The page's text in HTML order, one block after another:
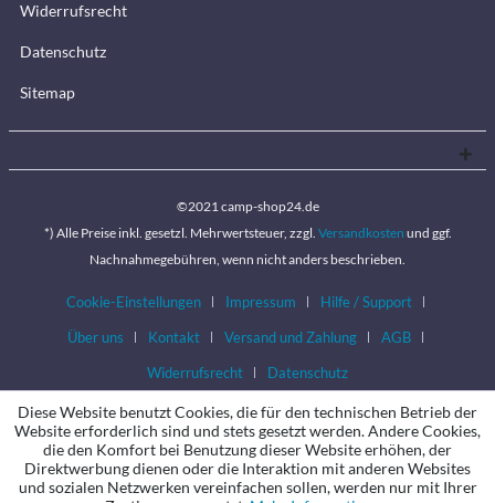
Widerrufsrecht
Datenschutz
Sitemap
©2021 camp-shop24.de
*) Alle Preise inkl. gesetzl. Mehrwertsteuer, zzgl. Versandkosten und ggf.
Nachnahmegebühren, wenn nicht anders beschrieben.
Cookie-Einstellungen Impressum
Hilfe / Support
Über uns
Kontakt Versand und Zahlung
AGB
Widerrufsrecht
Datenschutz
Diese Website benutzt Cookies, die für den technischen Betrieb der
Website erforderlich sind und stets gesetzt werden. Andere Cookies,
die den Komfort bei Benutzung dieser Website erhöhen, der
Direktwerbung dienen oder die Interaktion mit anderen Websites
und sozialen Netzwerken vereinfachen sollen, werden nur mit Ihrer